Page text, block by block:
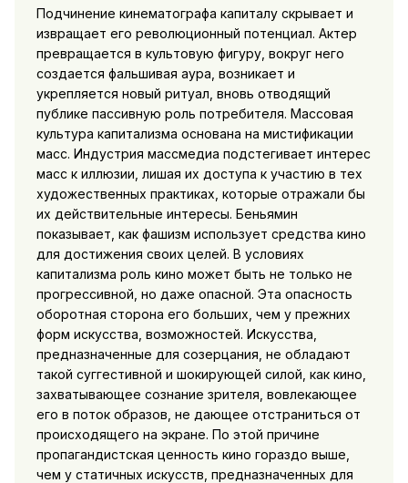
Подчинение кинематографа капиталу скрывает и
извращает его революционный потенциал. Актер
превращается в культовую фигуру, вокруг него
создается фальшивая аура, возникает и
укрепляется новый ритуал, вновь отводящий
публике пассивную роль потребителя. Массовая
культура капитализма основана на мистификации
масс. Индустрия массмедиа подстегивает интерес
масс к иллюзии, лишая их доступа к участию в тех
художественных практиках, которые отражали бы
их действительные интересы. Беньямин
показывает, как фашизм использует средства кино
для достижения своих целей. В условиях
капитализма роль кино может быть не только не
прогрессивной, но даже опасной. Эта опасность
оборотная сторона его больших, чем у прежних
форм искусства, возможностей. Искусства,
предназначенные для созерцания, не обладают
такой суггестивной и шокирующей силой, как кино,
захватывающее сознание зрителя, вовлекающее
его в поток образов, не дающее отстраниться от
происходящего на экране. По этой причине
пропагандистская ценность кино гораздо выше,
чем у статичных искусств, предназначенных для